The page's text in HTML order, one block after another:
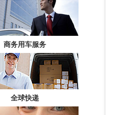
商务用车服务
全球快递